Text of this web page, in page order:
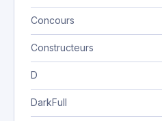
Concours
Constructeurs
D
DarkFull